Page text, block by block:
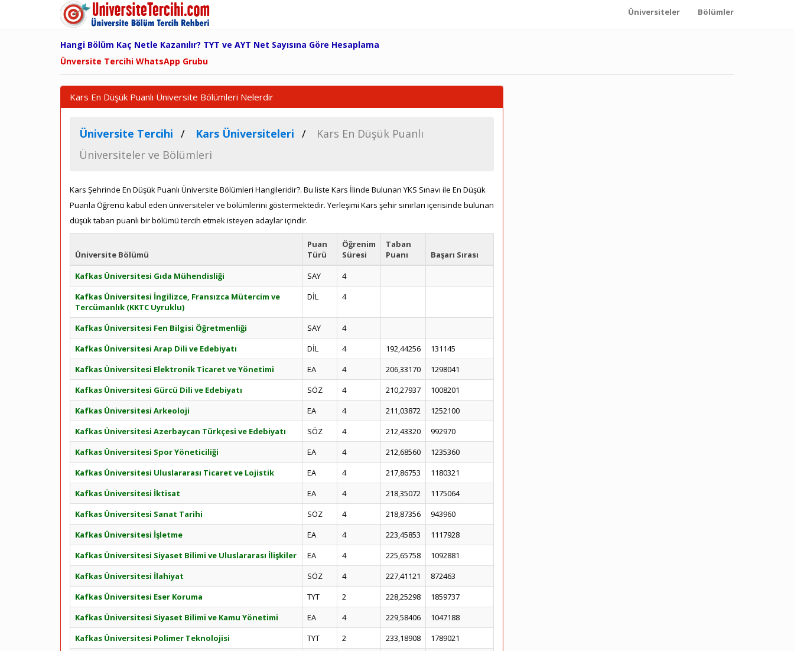
Üniversiteler Bölümler
Hangi Bölüm Kaç Netle Kazanılır? TYT ve AYT Net Sayısına Göre Hesaplama
Ünversite Tercihi WhatsApp Grubu
Kars En Düşük Puanlı Üniversite Bölümleri Nelerdir
Üniversite Tercihi Kars Üniversiteleri
Kars En Düşük Puanlı
Üniversiteler ve Bölümleri
Kars Şehrinde En Düşük Puanlı Üniversite Bölümleri Hangileridir?. Bu liste Kars İlinde Bulunan YKS Sınavı ile En Düşük
Puanla Öğrenci kabul eden üniversiteler ve bölümlerini göstermektedir. Yerleşimi Kars şehir sınırları içerisinde bulunan
düşük taban puanlı bir bölümü tercih etmek isteyen adaylar içindir.
Üniversite Bölümü
Puan
Türü
Öğrenim
Süresi
Taban
Puanı
Başarı Sırası
Kafkas Üniversitesi Gıda Mühendisliği
SAY
4
Kafkas Üniversitesi İngilizce, Fransızca Mütercim ve
Tercümanlık (KKTC Uyruklu)
DİL 4
Kafkas Üniversitesi Fen Bilgisi Öğretmenliği SAY
4
Kafkas Üniversitesi Arap Dili ve Edebiyatı
DİL 4 192,44256
131145
Kafkas Üniversitesi Elektronik Ticaret ve Yönetimi
EA 4 206,33170
1298041
Kafkas Üniversitesi Gürcü Dili ve Edebiyatı
SÖZ 4 210,27937
1008201
Kafkas Üniversitesi Arkeoloji
EA 4 211,03872
1252100
Kafkas Üniversitesi Azerbaycan Türkçesi ve Edebiyatı
SÖZ 4 212,43320
992970
Kafkas Üniversitesi Spor Yöneticiliği
EA 4 212,68560
1235360
Kafkas Üniversitesi Uluslararası Ticaret ve Lojistik
EA 4 217,86753
1180321
Kafkas Üniversitesi İktisat
EA 4 218,35072
1175064
Kafkas Üniversitesi Sanat Tarihi
SÖZ 4 218,87356
943960
Kafkas Üniversitesi İşletme
EA 4 223,45853
1117928
Kafkas Üniversitesi Siyaset Bilimi ve Uluslararası İlişkiler
EA 4 225,65758
1092881
Kafkas Üniversitesi İlahiyat
SÖZ 4 227,41121
872463
Kafkas Üniversitesi Eser Koruma
TYT 2 228,25298
1859737
Kafkas Üniversitesi Siyaset Bilimi ve Kamu Yönetimi
EA 4 229,58406
1047188
Kafkas Üniversitesi Polimer Teknolojisi
TYT 2 233,18908
1789021